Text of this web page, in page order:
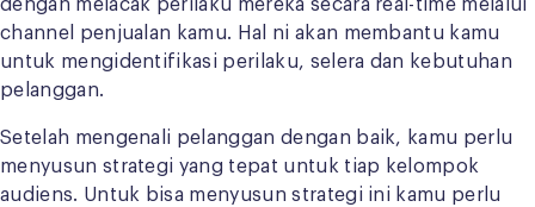
dengan melacak perilaku mereka secara real-time melalui
channel penjualan kamu. Hal ni akan membantu kamu
untuk mengidentifikasi perilaku, selera dan kebutuhan
pelanggan.
Setelah mengenali pelanggan dengan baik, kamu perlu
menyusun strategi yang tepat untuk tiap kelompok
audiens. Untuk bisa menyusun strategi ini kamu perlu